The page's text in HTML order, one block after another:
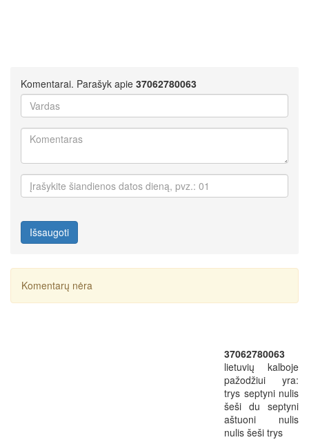
Komentarai. Parašyk apie 37062780063
Išsaugoti
Komentarų nėra
37062780063
lietuvių kalboje
pažodžiui yra:
trys septyni nulis
šeši du septyni
aštuoni nulis
nulis šeši trys